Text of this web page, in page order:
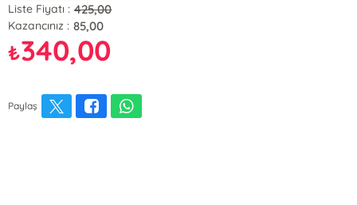
Liste Fiyatı : 425,00
Kazancınız : 85,00
₺340,00
Paylaş